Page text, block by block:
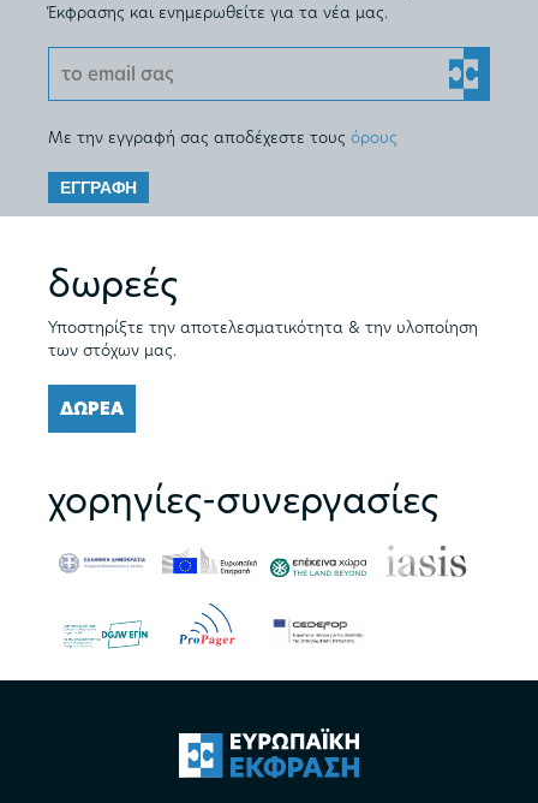
Έκφρασης και ενημερωθείτε για τα νέα μας.
Με την εγγραφή σας αποδέχεστε τους όρους
ΕΓΓΡΑΦΗ
δωρεές
Υποστηρίξτε την αποτελεσματικότητα & την υλοποίηση
των στόχων μας.
ΔΩΡΕΑ
χορηγίες-συνεργασίες